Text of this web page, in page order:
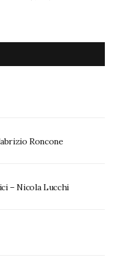
Roncone
– Nicola Lucchi